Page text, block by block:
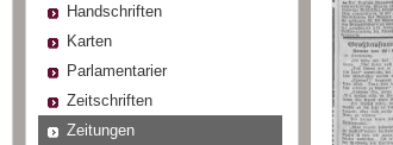
Handschriften
Karten
Parlamentarier
Zeitschriften
Zeitungen